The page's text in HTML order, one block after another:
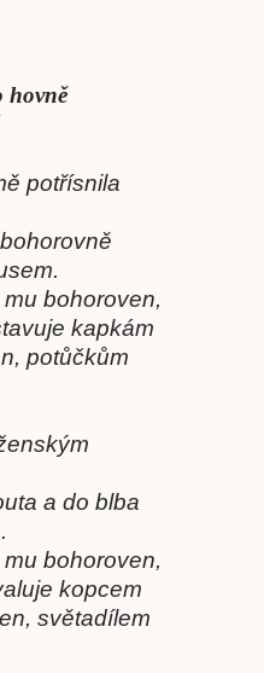
hovně
potřísnila
bohoroven,
kapkám
potůčkům
a do blba
bohoroven,
kopcem
světadílem